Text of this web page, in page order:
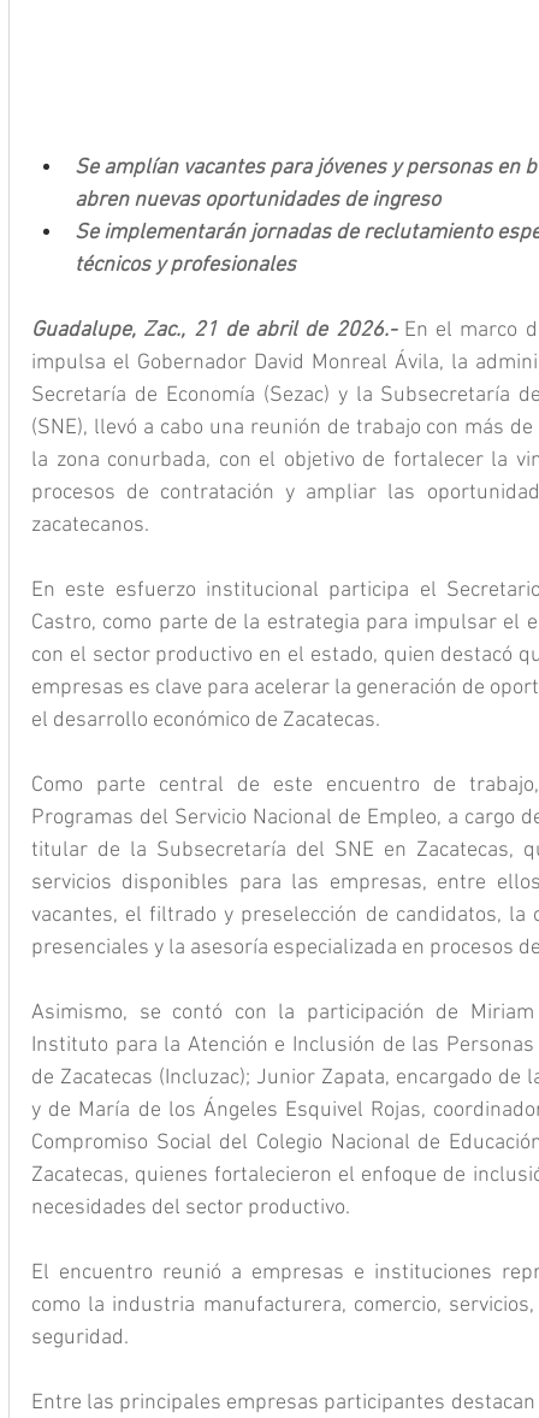
Se amplían vacantes para jóvenes y personas en
abren nuevas oportunidades de ingreso
Se implementarán jornadas de reclutamiento
técnicos y profesionales
Guadalupe, Zac., 21 de abril de 2026.- En el marco
impulsa el Gobernador David Monreal Ávila, la
Secretaría de Economía (Sezac) y la Subsecretaría
(SNE), llevó a cabo una reunión de trabajo con más
la zona conurbada, con el objetivo de fortalecer la
procesos de contratación y ampliar las
zacatecanos.
En este esfuerzo institucional participa el
Castro, como parte de la estrategia para impulsar el
con el sector productivo en el estado, quien destacó
empresas es clave para acelerar la generación de
el desarrollo económico de Zacatecas.
Como parte central de este encuentro de
Programas del Servicio Nacional de Empleo, a cargo
titular de la Subsecretaría del SNE en Zacatecas,
servicios disponibles para las empresas, entre
vacantes, el filtrado y preselección de candidatos, la
presenciales y la asesoría especializada en procesos
Asimismo, se contó con la participación de
Instituto para la Atención e Inclusión de las
de Zacatecas (Incluzac); Junior Zapata, encargado de
y de María de los Ángeles Esquivel Rojas,
Compromiso Social del Colegio Nacional de
Zacatecas, quienes fortalecieron el enfoque de
necesidades del sector productivo.
El encuentro reunió a empresas e instituciones
como la industria manufacturera, comercio,
seguridad.
Entre las principales empresas participantes destacan